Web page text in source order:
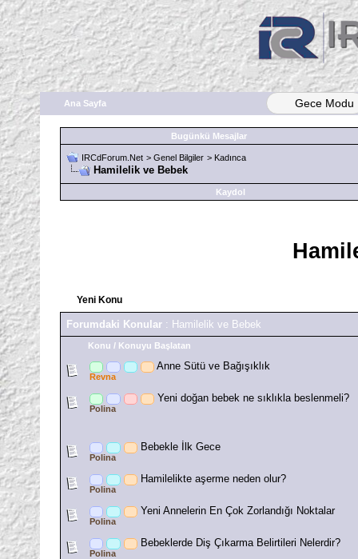
Ana Sayfa Gece Modu
Bugünkü Mesajlar
IRCdForum.Net > Genel Bilgiler > Kadınca
Hamilelik ve Bebek
Kaydol
Yeni Konu
Forumdaki Konular : Hamilelik ve Bebek
Konu / Konuyu Başlatan
Anne Sütü ve Bağışıklık
Revna
Yeni doğan bebek ne sıklıkla beslenmeli?
Polina
Bebekle İlk Gece
Polina
Hamilelikte aşerme neden olur?
Polina
Yeni Annelerin En Çok Zorlandığı Noktalar
Polina
Bebeklerde Diş Çıkarma Belirtileri Nelerdir?
Polina